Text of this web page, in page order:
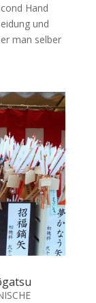
Hand
und
man selber